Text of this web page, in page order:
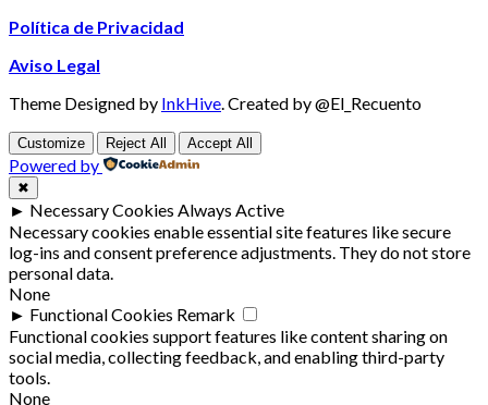
Política de Privacidad
Aviso Legal
Theme Designed by InkHive Created by @El_Recuento
Customize Reject All Accept All
Powered by
✖
► Necessary Cookies Always Active
Necessary cookies enable essential site features like secure
log-ins and consent preference adjustments. They do not store
personal data.
None
► Functional Cookies Remark
Functional cookies support features like content sharing on
social media, collecting feedback, and enabling third-party
tools.
None